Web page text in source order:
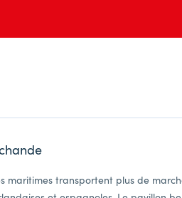
maritimes transportent plus de